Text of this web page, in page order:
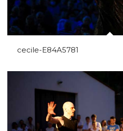
cecile-E84A5781